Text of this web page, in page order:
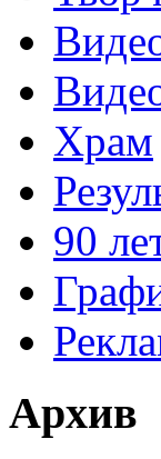
Храм
90
Архив